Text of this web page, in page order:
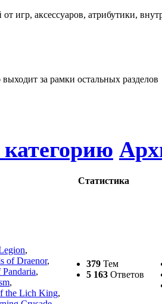
игр, аксессуаров, атрибутики,
за рамки остальных разделов
Статистика
,
of Draenor,
Pandaria,
,
the Lich King,
379 Тем
5 163 Ответов